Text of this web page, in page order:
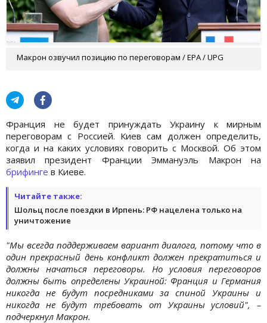
Макрон озвучил позицию по переговорам / EPA / UPG
Франция не будет принуждать Украину к мирным
переговорам с Россией. Киев сам должен определить,
когда и на каких условиях говорить с Москвой. Об этом
заявил президент Франции Эммануэль Макрон на
брифинге в Киеве.
Читайте также:
Шольц после поездки в Ирпень: РФ нацелена только на
уничтожение
"Мы всегда поддерживаем вариант диалога, потому что в
один прекрасный день конфликт должен прекратиться и
должны начаться переговоры. Но условия переговоров
должны быть определены Украиной: Франция и Германия
никогда не будут посредниками за спиной Украины и
никогда не будут требовать от Украины условий", –
подчеркнул Макрон.